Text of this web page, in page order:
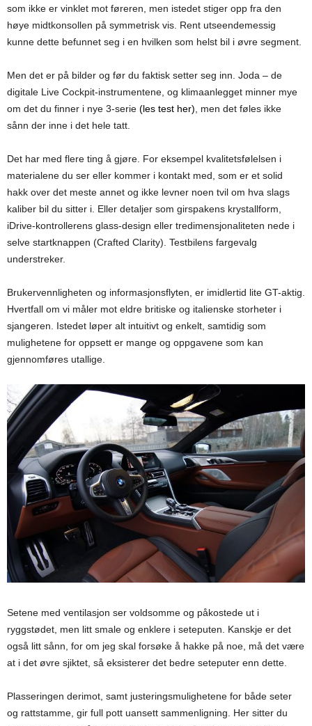
som ikke er vinklet mot føreren, men istedet stiger opp fra den
høye midtkonsollen på symmetrisk vis. Rent utseendemessig
kunne dette befunnet seg i en hvilken som helst bil i øvre segment.
Men det er på bilder og før du faktisk setter seg inn. Joda – de
digitale Live Cockpit-instrumentene, og klimaanlegget minner mye
om det du finner i nye 3-serie (les test her) , men det føles ikke
sånn der inne i det hele tatt.
Det har med flere ting å gjøre. For eksempel kvalitetsfølelsen i
materialene du ser eller kommer i kontakt med, som er et solid
hakk over det meste annet og ikke levner noen tvil om hva slags
kaliber bil du sitter i. Eller detaljer som girspakens krystallform,
iDrive-kontrollerens glass-design eller tredimensjonaliteten nede i
selve startknappen (Crafted Clarity). Testbilens fargevalg
understreker.
Brukervennligheten og informasjonsflyten, er imidlertid lite GT-aktig.
Hvertfall om vi måler mot eldre britiske og italienske storheter i
sjangeren. Istedet løper alt intuitivt og enkelt, samtidig som
mulighetene for oppsett er mange og oppgavene som kan
gjennomføres utallige.
Setene med ventilasjon ser voldsomme og påkostede ut i
ryggstødet, men litt smale og enklere i seteputen. Kanskje er det
også litt sånn, for om jeg skal forsøke å hakke på noe, må det være
at i det øvre sjiktet, så eksisterer det bedre seteputer enn dette.
Plasseringen derimot, samt justeringsmulighetene for både seter
og rattstamme, gir full pott uansett sammenligning. Her sitter du